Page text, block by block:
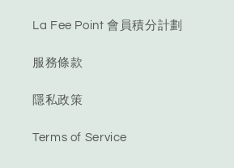
La Fee Point 會員積分計劃
服務條款
隱私政策
Terms of Service